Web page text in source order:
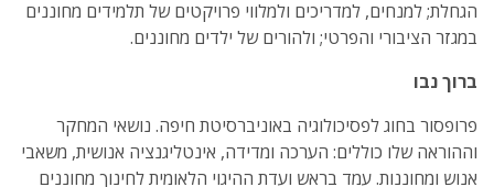
הגחלת; למנחים, למדריכים ולמלווי פרויקטים של תלמידים מחוננים
במגזר הציבורי והפרטי; ולהורים של ילדים מחוננים.
ברוך נבו
פרופסור בחוג לפסיכולוגיה באוניברסיטת חיפה. נושאי המחקר
וההוראה שלו כוללים: הערכה ומדידה, אינטליגנציה אנושית, משאבי
אנוש ומחוננות. עמד בראש ועדת ההיגוי הלאומית לחינוך מחוננים